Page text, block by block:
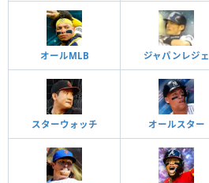
オールMLB ジャパンレジェ
スターウォッチ オールスター